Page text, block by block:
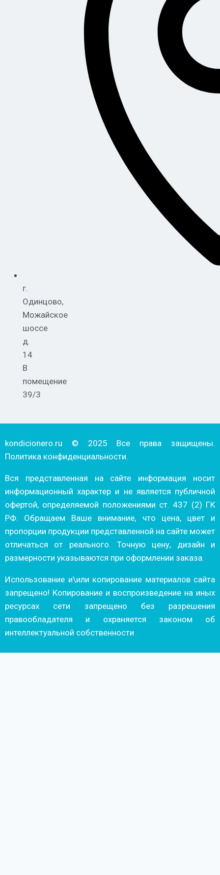
г.
Одинцово,
Можайское
шоссе
д.
14
В
помещение
39/3
kondicionero.ru © 2025 Все права защищены.
Политика конфиденциальности.
Вся представленная на сайте информация носит
информационный характер и не является публичной
офертой, определяемой положениями ст. 437 (2) ГК
РФ. Обращаем Ваше внимание, что цена, цвет и
пропорции продукции представленной на сайте может
отличаться от реального. Точную цену, дизайн и
размерности указываются при оформлении заказа.
Использование и\или копирование материалов сайта
запрещено! Копирование и воспроизведение на иных
ресурсах сети запрещено без разрешения
правообладателя и охраняется законом об
интеллектуальной собственности